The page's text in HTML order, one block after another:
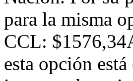
para la misma
CCL:
esta opción